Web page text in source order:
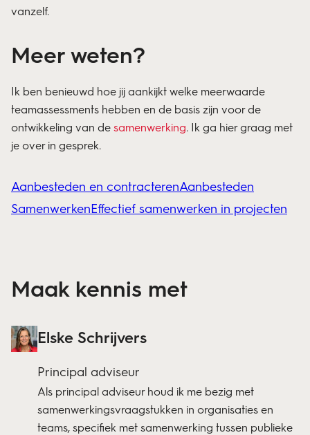
vanzelf.
Meer weten?
Ik ben benieuwd hoe jij aankijkt welke meerwaarde
teamassessments hebben en de basis zijn voor de
ontwikkeling van desamenwerking. Ik ga hier graag met
je over in gesprek.
Aanbesteden en contracterenAanbesteden
SamenwerkenEffectief samenwerken in projecten
Maak kennis met
Elske Schrijvers
Principal adviseur
Als principal adviseur houd ik me bezig met
samenwerkingsvraagstukken in organisaties en
teams, specifiek met samenwerking tussen publieke